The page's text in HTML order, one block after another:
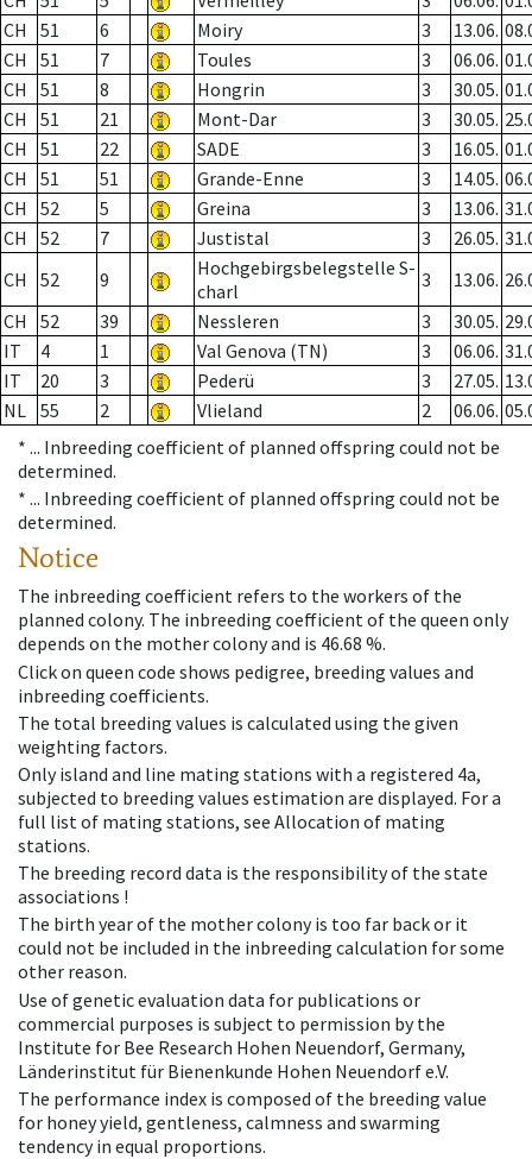
CH
51 6 Moiry 3 13.06.
CH
51 7 Toules 3 06.06.
CH
51 8 Hongrin 3 30.05.
CH
51 21 Mont-Dar 3 30.05.
CH
51 22 SADE 3 16.05.
CH
51 51 Grande-Enne 3 14.05.
CH
52 5 Greina 3 13.06.
CH
52 7 Justistal 3 26.05.
CH
52 9
Hochgebirgsbelegstelle S-
charl
3 13.06.
CH
52 39 Nessleren 3 30.05.
IT
4 1 Val Genova (TN) 3 06.06.
IT
20 3 Pederü 3 27.05.
NL 55 2 Vlieland 2 06.06.
* ... Inbreeding coefficient of planned offspring could not be
determined.
* ... Inbreeding coefficient of planned offspring could not be
determined.
Notice
The inbreeding coefficient refers to the workers of the
planned colony. The inbreeding coefficient of the queen only
depends on the mother colony and is 46.68 %.
Click on queen code shows pedigree, breeding values and
inbreeding coefficients.
The total breeding values is calculated using the given
weighting factors.
Only island and line mating stations with a registered 4a,
subjected to breeding values estimation are displayed. For a
full list of mating stations, see Allocation of mating
stations.
The breeding record data is the responsibility of the state
associations !
The birth year of the mother colony is too far back or it
could not be included in the inbreeding calculation for some
other reason.
Use of genetic evaluation data for publications or
commercial purposes is subject to permission by the
Institute for Bee Research Hohen Neuendorf, Germany,
Länderinstitut für Bienenkunde Hohen Neuendorf e.V.
The performance index is composed of the breeding value
for honey yield, gentleness, calmness and swarming
tendency in equal proportions.